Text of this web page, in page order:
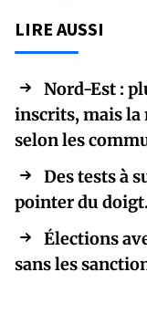
LIRE AUSSI
Nord-Est :
inscrits, mais
selon les
Des tests à
pointer
Élections
sans les